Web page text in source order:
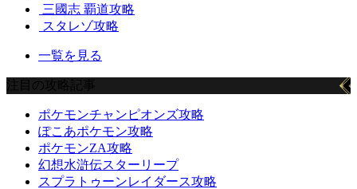
三國志 覇道攻略
スタレゾ攻略
一覧を見る
注目の攻略記事
ポケモンチャンピオンズ攻略
ぽこあポケモン攻略
ポケモンZA攻略
幻想水滸伝スターリープ
スプラトゥーンレイダース攻略